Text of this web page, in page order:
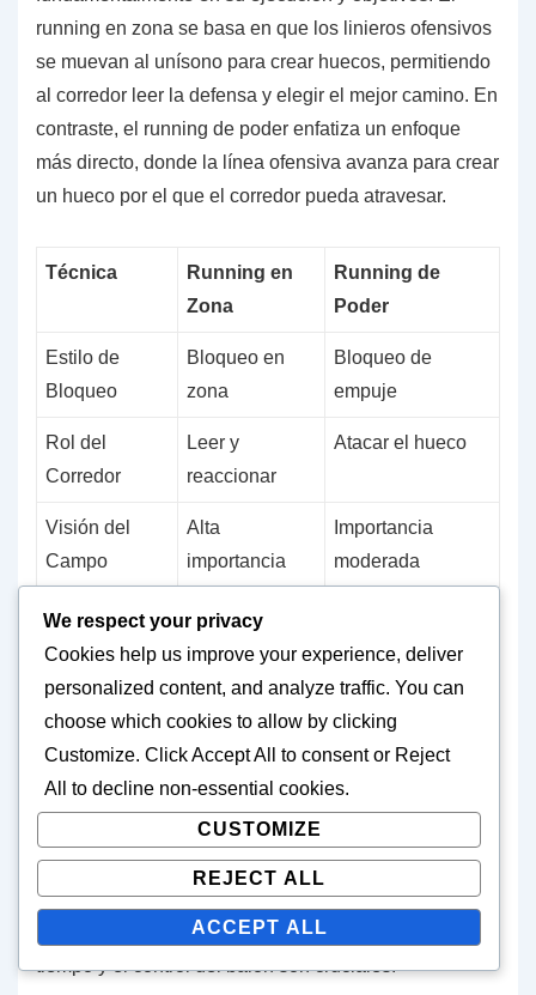
running en zona se basa en que los linieros ofensivos
se muevan al unísono para crear huecos, permitiendo
al corredor leer la defensa y elegir el mejor camino. En
contraste, el running de poder enfatiza un enfoque
más directo, donde la línea ofensiva avanza para crear
un hueco por el que el corredor pueda atravesar.
Técnica
Running en
Zona
Running de
Poder
Estilo de
Bloqueo
Bloqueo en
zona
Bloqueo de
empuje
Rol del
Corredor
Leer y
reaccionar
Atacar el hueco
Visión del
Campo
Alta
importancia
Importancia
moderada
Ventajas del running en zona en
diversas situaciones de juego
El running en zona sobresale en situaciones donde
las defensas son impredecibles o cambian
frecuentemente de alineamiento. Esta adaptabilidad
permite a los corredores encontrar huecos en la
defensa, haciéndolo efectivo contra equipos agresivos
o que utilizan blitz. Además, puede ser beneficioso en
escenarios de final de juego donde la gestión del
tiempo y el control del balón son cruciales.
We respect your privacy
Cookies help us improve your experience, deliver
personalized content, and analyze traffic. You can
choose which cookies to allow by clicking
Customize. ClickAccept All to consent or Reject
All
to decline non-essential cookies.
CUSTOMIZE
REJECT ALL
ACCEPT ALL